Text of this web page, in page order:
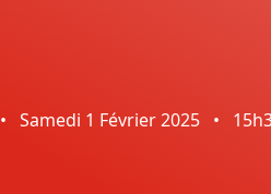
• Samedi 1 Février 2025 •